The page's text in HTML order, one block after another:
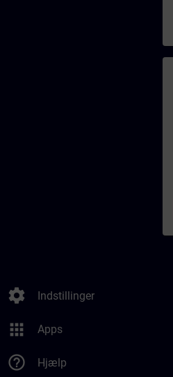
settings Indstillinger
apps Apps
help_outline Hjælp